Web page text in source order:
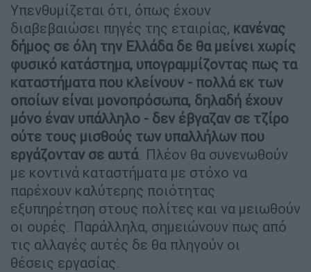
Υπενθυμίζεται ότι, όπως έχουν
διαβεβαιώσει πηγές της εταιρίας, κανένας
δήμος σε όλη την Ελλάδα δε θα μείνει χωρίς
φυσικό κατάστημα, υπογραμμίζοντας πως τα
καταστήματα που κλείνουν - πολλά εκ των
οποίων είναι μονοπρόσωπα, δηλαδή έχουν
μόνο έναν υπάλληλο - δεν έβγαζαν σε τζίρο
ούτε τους μισθούς των υπαλλήλων που
εργάζονταν σε αυτά. Πλέον θα συνενωθούν
με κοντινά καταστήματα με στόχο να
παρέχουν καλύτερης ποιότητας
εξυπηρέτηση στους πολίτες και να μειωθούν
οι ουρές. Παράλληλα, σημειώνουν πως από
τις αλλαγές αυτές δε θα πληγούν οι
θέσεις εργασίας.